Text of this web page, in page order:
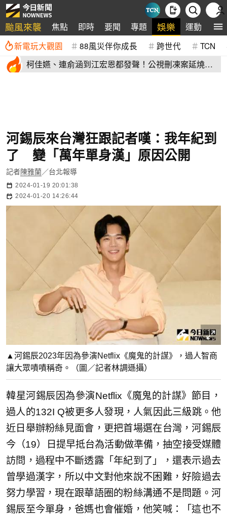
颱風來襲 焦點 即時 要聞 專題 娛樂 運動 全
新電玩大觀園 88風災伴你成長 跨世代 TCN
柯佳嬿、連俞涵到江宏恩都發聲！公視刪凍案延燒
河錫辰來台灣狂跟記者嘆：我年紀到
了 變「萬年單身漢」原因公開
記者陳雅蘭／台北報導
2024-01-19 20:01:38
2024-01-20 14:26:44
▲河錫辰2023年因為參演Netflix《魔鬼的計謀》，過人智商
讓大眾嘖嘖稱奇。（圖／記者林調遜攝）
韓星河錫辰因為參演Netflix《魔鬼的計謀》節目，
過人的132I Q被更多人發現，人氣因此三級跳。他
近日舉辦粉絲見面會，更把首場選在台灣，河錫辰
今（19）日提早抵台為活動做準備，抽空接受媒體
訪問，過程中不斷透露「年紀到了」，還表示過去
曾學過漢字，所以中文對他來說不困難，好險過去
努力學習，現在跟華語圈的粉絲溝通不是問題。河
錫辰至今單身，爸媽也會催婚，他笑喊：「這也不